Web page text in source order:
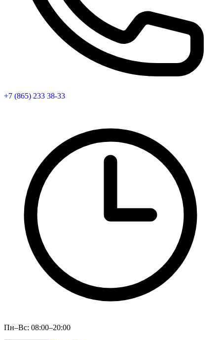
+7 (865) 233 38-33
Пн–Вс: 08:00–20:00